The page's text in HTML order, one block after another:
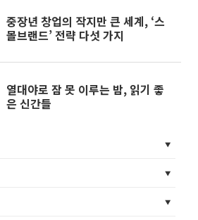
중장년 창업의 작지만 큰 세계, ‘스
몰브랜드’ 전략 다섯 가지
열대야로 잠 못 이루는 밤, 읽기 좋
은 신간들